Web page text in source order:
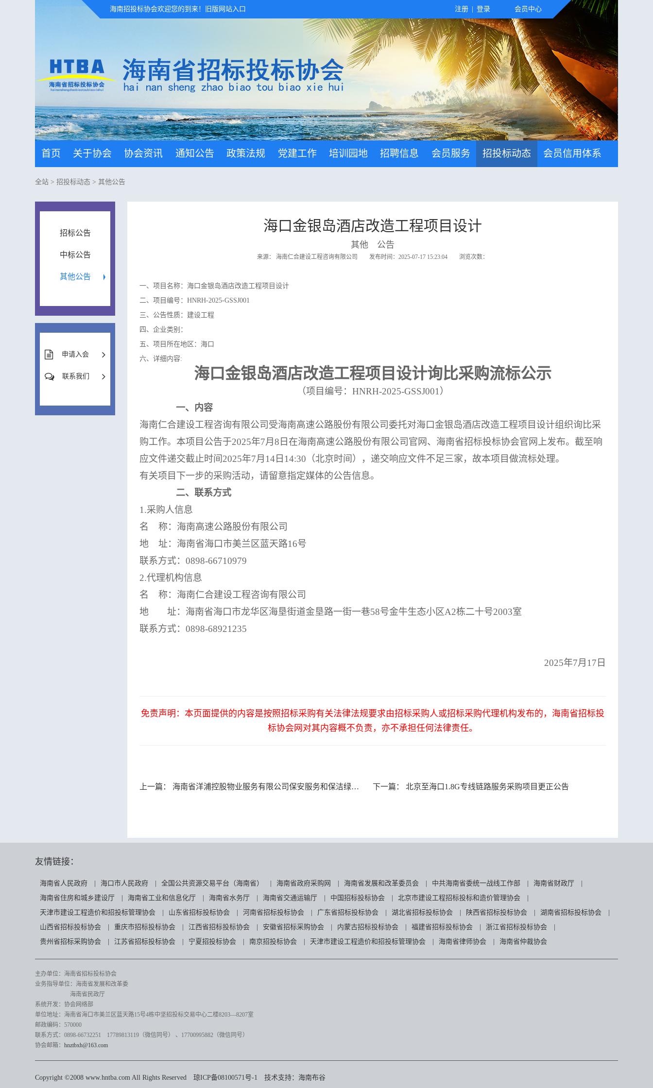
海南招投标协会欢迎您的到来！ 旧版网站入口 注册 登录 会员中心
首页 关于协会 协会资讯 通知公告 政策法规 党建工作 培训园地 招聘信息 会员服务 招投标动态 会员信用体系
全站 > 招投标动态 > 其他公告
招标公告
中标公告
其他公告
申请入会
联系我们
海口金银岛酒店改造工程项目设计
其他 公告
来源： 海南仁合建设工程咨询有限公司 发布时间：2025-07-17 15:23:04 浏览次数：
一、项目名称：海口金银岛酒店改造工程项目设计
二、项目编号：HNRH-2025-GSSJ001
三、公告性质：建设工程
四、企业类别：
五、项目所在地区：海口
六、详细内容:
海口金银岛酒店改造工程项目 设计询比采购流标公示
（项目编号： HNRH-2025-GSSJ001）
一、内容
海南仁合建设工程咨询有限公司受海南高速公路股份有限公司委托对海口金银岛酒店改造工程项目设计组织询比采
购工作。 本项目公告于2025年7月8日在海南高速公路股份有限公司官网、海南省招标投标协会官网上发布。截至响
应文件递交截止时间2025年7月14日14:30（北京时间），递交响应文件不足三家，故本项目做流标处理。
有关项目下一步的采购活动，请留意指定媒体的公告信息。
二、联系方式
1.采购人信息
名
称：海南高速公路股份有限公司
地
址：海南省海口市美兰区蓝天路16号
联系方式： 0898-66710979
2.代理机构信息
名
称：海南仁合建设工程咨询有限公司
地 址：海南省海口市龙华区海垦街道金垦路一街一巷58号金牛生态小区A2栋二十号2003室
联系方式： 0898-68921235
2025年7月 17 日
免责声明：本页面提供的内容是按照招标采购有关法律法规要求由招标采购人或招标采购代理机构发布的，海南省招标投
标协会网对其内容概不负责，亦不承担任何法律责任。
上一篇： 海南省洋浦控股物业服务有限公司保安服务和保洁绿化服务外包项目（二次采购）终止公告 下一篇： 北京至海口1.8G专线链路服务采购项目更正公告
友情链接：
海南省人民政府 海口市人民政府 全国公共资源交易平台（海南省） 海南省政府采购网 海南省发展和改革委员会 中共海南省委统一战线工作部 海南省财政厅
海南省住房和城乡建设厅
海南省工业和信息化厅 海南省水务厅 海南省交通运输厅 中国招标投标协会 北京市建设工程招标投标和造价管理协会
天津市建设工程造价和招投标管理协会
山东省招标投标协会 河南省招标投标协会 广东省招标投标协会 湖北省招标投标协会 陕西省招标投标协会 湖南省招标投标协会
山西省招标投标协会
重庆市招标投标协会 江西省招标投标协会 安徽省招标采购协会 内蒙古招标投标协会 福建省招标投标协会 浙江省招标投标协会
贵州省招标采购协会
江苏省招标投标协会 宁夏招投标协会 南京招投标协会 天津市建设工程造价和招投标管理协会 海南省律师协会 海南省仲裁协会
主办单位：海南省招标投标协会
业务指导单位：海南省发展和改革委
海南省民政厅
系统开发：协会网络部
单位地址：海南省海口市美兰区蓝天路15号4栋中坚招投标交易中心二楼8203—8207室
邮政编码：570000
联系方式：0898-66732251 17789813119（微信同号）
、17700995882 （微信同号）
协会邮箱： hnztbxh@163.com
Copyright ©2008 www.hntba.com All Rights Reserved 琼ICP备08100571号-1 技术支持： 海南布谷